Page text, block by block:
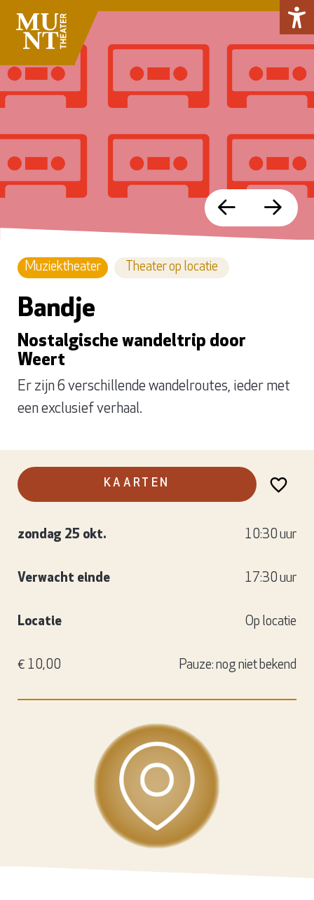
Muziektheater Theater op locatie
Bandje
Nostalgische wandeltrip door
Weert
Er zijn 6 verschillende wandelroutes, ieder met
een exclusief verhaal.
KAARTEN
zondag 25 okt. 10:30 uur
Verwacht einde 17:30 uur
Locatie Op locatie
€ 10,00 Pauze: nog niet bekend